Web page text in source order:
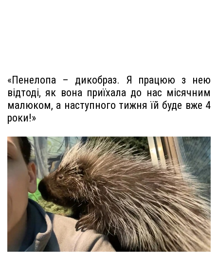
«Пенелопа – дикобраз. Я працюю з нею
відтоді, як вона приїхала до нас місячним
малюком, а наступного тижня їй буде вже 4
роки!»